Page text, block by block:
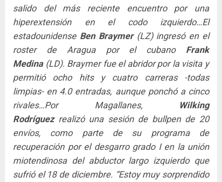
salido del más reciente encuentro por una
hiperextensión en el codo izquierdo…El
estadounidense Ben Braymer(LZ) ingresó en el
roster de Aragua por el cubano Frank
Medina (LD). Braymer fue el abridor por la visita y
permitió ocho hits y cuatro carreras -todas
limpias- en 4.0 entradas, aunque ponchó a cinco
rivales…Por Magallanes,
Wilking
Rodríguezrealizó una sesión de bullpen de 20
envíos, como parte de su programa de
recuperación por el desgarro grado I en la unión
miotendinosa del abductor largo izquierdo que
sufrió el 18 de diciembre. “Estoy muy sorprendido